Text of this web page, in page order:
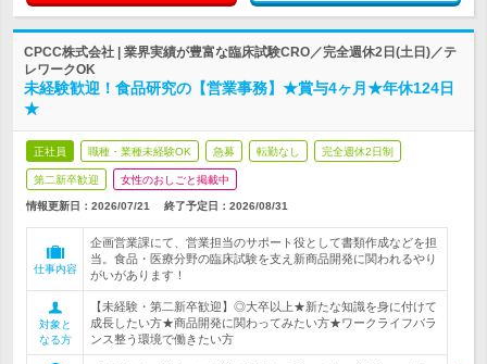
CPCC株式会社 | 業界実績が豊富な臨床試験CRO／完全週休2日(土日)／テ
レワークOK
未経験歓迎！食品研究の【営業事務】★賞与4ヶ月★年休124日
★
正社員 職種・業種未経験OK 急募 転勤なし 完全週休2日制
第二新卒歓迎 女性のおしごと掲載中
情報更新日：2026/07/21 終了予定日： 2026/08/31
仕事内容
企画営業課にて、営業担当のサポート役として書類作成などを担
当。食品・医療分野の臨床試験を支え新商品開発に関われるやり
がいがあります！
対象と
なる方
【未経験・第二新卒歓迎】◎大卒以上★新たな知識を身に付けて
成長したい方★商品開発に関わってみたい方★ワークライフバラ
ンス整う環境で働きたい方